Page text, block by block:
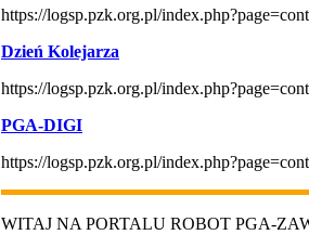
https://logsp.pzk.org.pl/
Dzień Kolejarza
https://logsp.pzk.org.pl/
PGA-DIGI
https://logsp.pzk.org.pl/
WITAJ NA PORTALU ROBOT PGA-